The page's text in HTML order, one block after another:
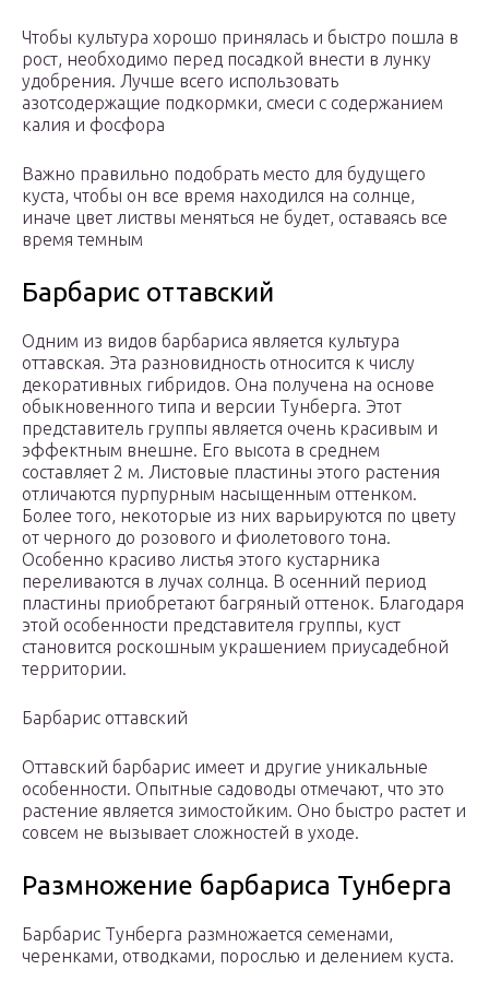
Чтобы культура хорошо принялась и быстро пошла в
рост, необходимо перед посадкой внести в лунку
удобрения. Лучше всего использовать
азотсодержащие подкормки, смеси с содержанием
калия и фосфора
Важно правильно подобрать место для будущего
куста, чтобы он все время находился на солнце,
иначе цвет листвы меняться не будет, оставаясь все
время темным
Барбарис оттавский
Одним из видов барбариса является культура
оттавская. Эта разновидность относится к числу
декоративных гибридов. Она получена на основе
обыкновенного типа и версии Тунберга. Этот
представитель группы является очень красивым и
эффектным внешне. Его высота в среднем
составляет 2 м. Листовые пластины этого растения
отличаются пурпурным насыщенным оттенком.
Более того, некоторые из них варьируются по цвету
от черного до розового и фиолетового тона.
Особенно красиво листья этого кустарника
переливаются в лучах солнца. В осенний период
пластины приобретают багряный оттенок. Благодаря
этой особенности представителя группы, куст
становится роскошным украшением приусадебной
территории.
Барбарис оттавский
Оттавский барбарис имеет и другие уникальные
особенности. Опытные садоводы отмечают, что это
растение является зимостойким. Оно быстро растет и
совсем не вызывает сложностей в уходе.
Размножение барбариса Тунберга
Барбарис Тунберга размножается семенами,
черенками, отводками, порослью и делением куста.